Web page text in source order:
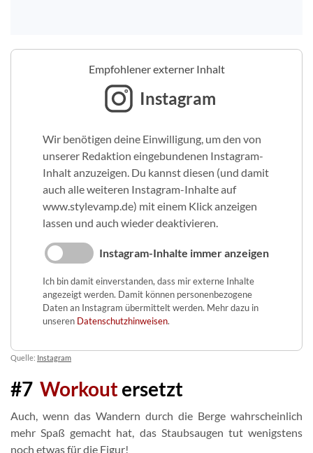
Empfohlener externer Inhalt
Instagram
Wir benötigen deine Einwilligung, um den von
unserer Redaktion eingebundenen Instagram-
Inhalt anzuzeigen. Du kannst diesen (und damit
auch alle weiteren Instagram-Inhalte auf
www.stylevamp.de) mit einem Klick anzeigen
lassen und auch wieder deaktivieren.
Instagram-Inhalte immer anzeigen
Ich bin damit einverstanden, dass mir externe Inhalte
angezeigt werden. Damit können personenbezogene
Daten an Instagram übermittelt werden. Mehr dazu in
unseren Datenschutzhinweisen.
Quelle: Instagram
#7 Workoutersetzt
Auch, wenn das Wandern durch die Berge wahrscheinlich
mehr Spaß gemacht hat, das Staubsaugen tut wenigstens
noch etwas für die Figur!